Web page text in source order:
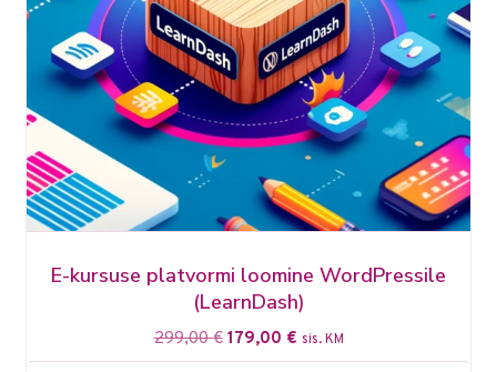
E-kursuse platvormi loomine WordPressile
(LearnDash)
299,00€ 179,00 € sis. KM